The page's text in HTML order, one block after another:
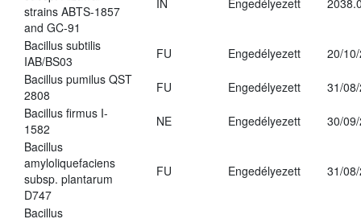
strains ABTS-1857
and GC-91
IN Engedélyezett
Bacillus subtilis
IAB/BS03
FU Engedélyezett
20/
Bacillus pumilus QST
2808
FU Engedélyezett
31/
Bacillus firmus I-
1582
NE Engedélyezett
30/
Bacillus
amyloliquefaciens
subsp. plantarum
D747
FU Engedélyezett 31/
Bacillus